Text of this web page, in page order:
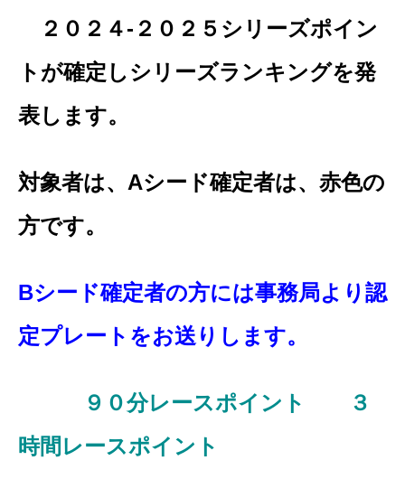
２０２４-２０２５シリーズポイン
トが確定しシリーズランキングを発
表します。
対象者は、Aシード確定者は、赤色の
方です。
Bシード確定者の方には事務局より認
定プレートをお送りします。
９０分レースポイント
３
時間レースポイント